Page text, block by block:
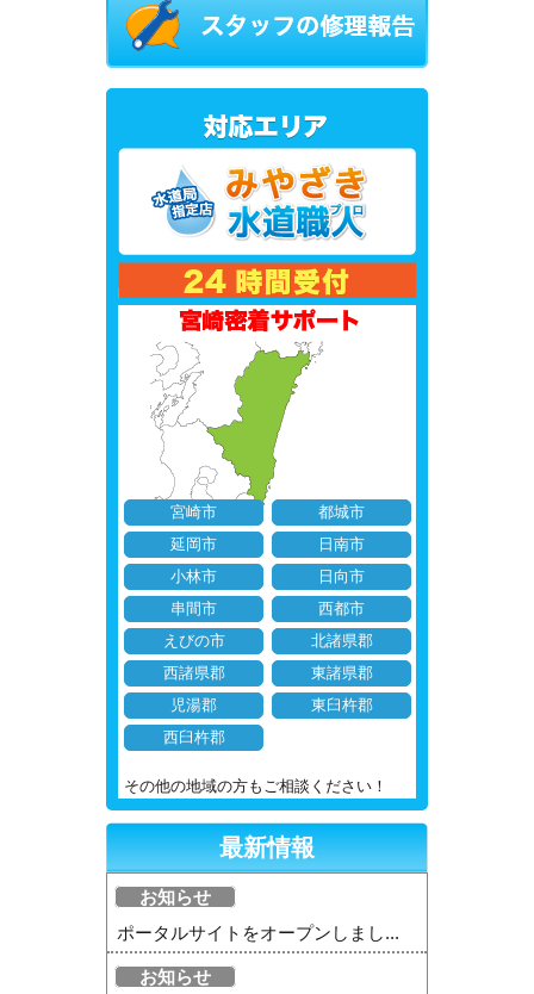
宮崎市
都城市
延岡市
日南市
小林市
日向市
串間市
西都市
えびの市
北諸県郡
西諸県郡
東諸県郡
児湯郡
東臼杵郡
西臼杵郡
その他の地域の方もご相談ください！
最新情報
お知らせ
ポータルサイトをオープンしまし...
お知らせ